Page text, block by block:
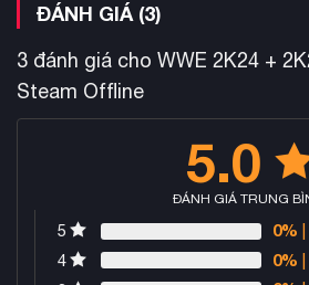
ĐÁNH GIÁ (3)
3 đánh giá cho WWE 2K24 +
Steam Offline
5.0
ĐÁNH GIÁ TRUNG
5 0%
4
0%